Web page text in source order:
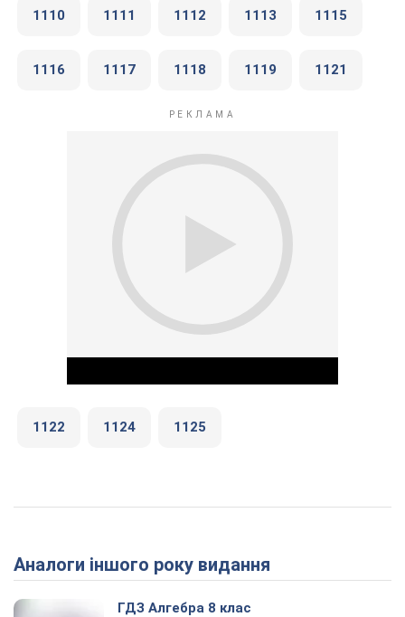
1110 1111 1112 1113 1115
1116 1117 1118 1119 1121
1122 1124 1125
Аналоги іншого року видання
ГДЗ Алгебра 8 клас